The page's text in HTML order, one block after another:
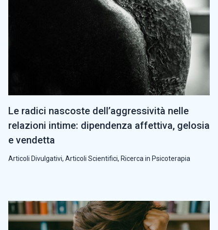
Le radici nascoste dell’aggressività nelle
relazioni intime: dipendenza affettiva, gelosia
e vendetta
Articoli Divulgativi, Articoli Scientifici, Ricerca in Psicoterapia